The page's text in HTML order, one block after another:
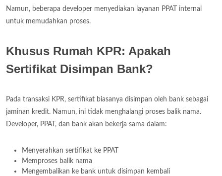
Namun, beberapa developer menyediakan layanan PPAT internal
untuk memudahkan proses.
Khusus Rumah KPR: Apakah
Sertifikat Disimpan Bank?
Pada transaksi KPR, sertifikat biasanya disimpan oleh bank sebagai
jaminan kredit. Namun, ini tidak menghalangi proses balik nama.
Developer, PPAT, dan bank akan bekerja sama dalam:
Menyerahkan sertifikat ke PPAT
Memproses balik nama
Mengembalikan ke bank untuk disimpan kembali